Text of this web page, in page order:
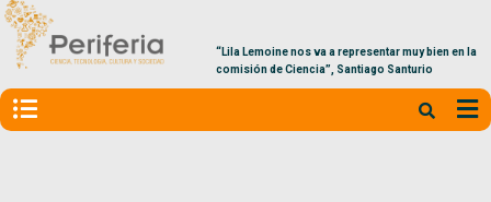
“Lila Lemoine nos va a representar muy bien en la
comisión de Ciencia”, Santiago Santurio